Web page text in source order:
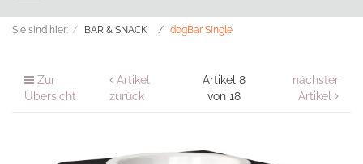
Sie sind hier: BAR & SNACK dogBar Single
Zur
Übersicht
Artikel
zurück
Artikel 8
von 18
nächster
Artikel